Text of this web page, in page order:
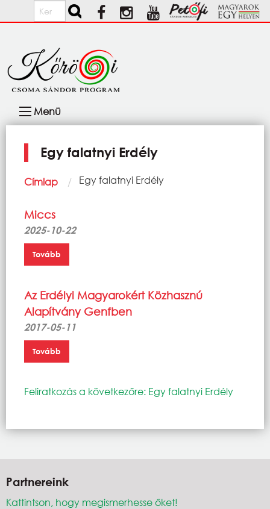
Ugrás a tartalomra
Keresés
navigáció
Menü
Egy falatnyi Erdély
Morzsa
Címlap Current:
Egy falatnyi Erdély
Miccs
2025-10-22
Tovább
Az Erdélyi Magyarokért Közhasznú
Alapítvány Genfben
2017-05-11
Tovább
Feliratkozás a következőre: Egy falatnyi Erdély
Partnereink
Kattintson, hogy megismerhesse őket!